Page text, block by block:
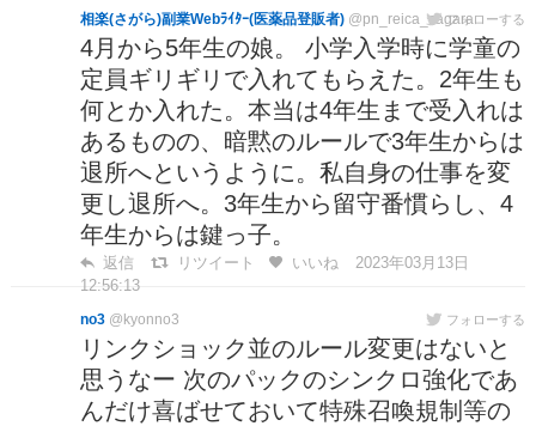
相楽(さがら)副業Webﾗｲﾀｰ(医薬品登販者) @pn_reica_sagaraフォローする
4月から5年生の娘。 小学入学時に学童の
定員ギリギリで入れてもらえた。2年生も
何とか入れた。本当は4年生まで受入れは
あるものの、暗黙のルールで3年生からは
退所へというように。私自身の仕事を変
更し退所へ。3年生から留守番慣らし、4
年生からは鍵っ子。
返信 リツイート いいね
2023年03月13日
12:56:13
no3 @kyonno3 フォローする
リンクショック並のルール変更はないと
思うなー 次のパックのシンクロ強化であ
んだけ喜ばせておいて特殊召喚規制等の